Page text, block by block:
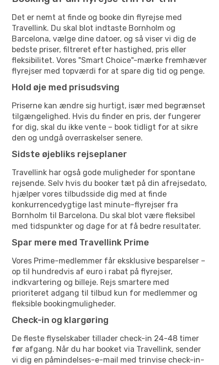
Det er nemt at finde og booke din flyrejse med
Travellink. Du skal blot indtaste Bornholm og
Barcelona, vælge dine datoer, og så viser vi dig de
bedste priser, filtreret efter hastighed, pris eller
fleksibilitet. Vores "Smart Choice"-mærke fremhæver
flyrejser med topværdi for at spare dig tid og penge.
Hold øje med prisudsving
Priserne kan ændre sig hurtigt, især med begrænset
tilgængelighed. Hvis du finder en pris, der fungerer
for dig, skal du ikke vente – book tidligt for at sikre
den og undgå overraskelser senere.
Sidste øjebliks rejseplaner
Travellink har også gode muligheder for spontane
rejsende. Selv hvis du booker tæt på din afrejsedato,
hjælper vores tilbudsside dig med at finde
konkurrencedygtige last minute-flyrejser fra
Bornholm til Barcelona. Du skal blot være fleksibel
med tidspunkter og dage for at få bedre resultater.
Spar mere med Travellink Prime
Vores Prime-medlemmer får eksklusive besparelser –
op til hundredvis af euro i rabat på flyrejser,
indkvartering og billeje. Rejs smartere med
prioriteret adgang til tilbud kun for medlemmer og
fleksible bookingmuligheder.
Check-in og klargøring
De fleste flyselskaber tillader check-in 24-48 timer
før afgang. Når du har booket via Travellink, sender
vi dig en påmindelses-e-mail med trinvise check-in-